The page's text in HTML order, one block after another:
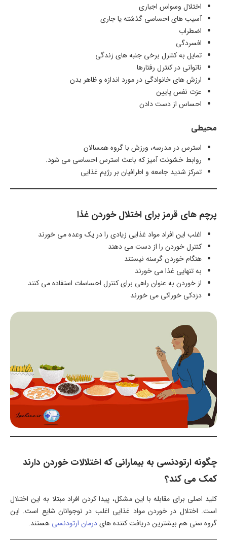
اختلال وسواس اجباری
آسیب های احساسی گذشته یا جاری
اضطراب
افسردگی
تمایل به کنترل برخی جنبه های زندگی
ناتوانی در کنترل رفتارها
ارزش های خانوادگی در مورد اندازه و ظاهر بدن
عزت نفس پایین
احساس از دست دادن
محیطی
استرس در مدرسه، ورزش با گروه همسالان
روابط خشونت آمیز که باعث استرس احساسی می شود.
تمرکز شدید جامعه و اطرافیان بر رژیم غذایی
پرچم های قرمز برای اختلال خوردن غذا
اغلب این افراد مواد غذایی زیادی را در یک وعده می خورند
کنترل خوردن را از دست می دهند
هنگام خوردن گرسنه نیستند
به تنهایی غذا می خورند
از خوردن به عنوان راهی برای کنترل احساسات استفاده می کنند
دزدکی خوراکی می خورند
چگونه ارتودنسی به بیمارانی که اختلالات خوردن دارند
کمک می کند؟
کلید اصلی برای مقابله با این مشکل، پیدا کردن افراد مبتلا به این اختلال
است. اختلال در خوردن مواد غذایی اغلب در نوجوانان شایع است. این
گروه سنی هم بیشترین دریافت کننده هایدرمان ارتودنسی هستند.